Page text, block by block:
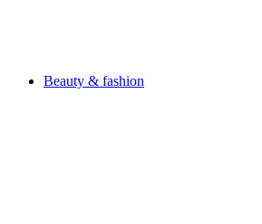
Beauty & fashion